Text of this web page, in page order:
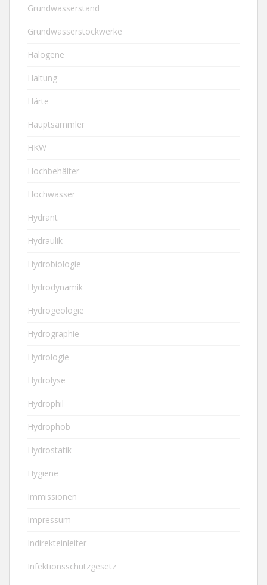
Grundwasserstand
Grundwasserstockwerke
Halogene
Haltung
Härte
Hauptsammler
HKW
Hochbehälter
Hochwasser
Hydrant
Hydraulik
Hydrobiologie
Hydrodynamik
Hydrogeologie
Hydrographie
Hydrologie
Hydrolyse
Hydrophil
Hydrophob
Hydrostatik
Hygiene
Immissionen
Impressum
Indirekteinleiter
Infektionsschutzgesetz